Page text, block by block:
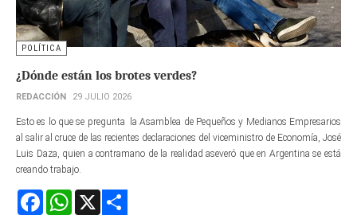
POLÍTICA
¿Dónde están los brotes verdes?
REDACCIÓN 29 JULIO 2026
Esto es lo que se pregunta la Asamblea de Pequeños y Medianos Empresarios
al salir al cruce de las recientes declaraciones del viceministro de Economía, José
Luis Daza, quien a contramano de la realidad aseveró que en Argentina se está
creando trabajo.
FacebookWhatsApp